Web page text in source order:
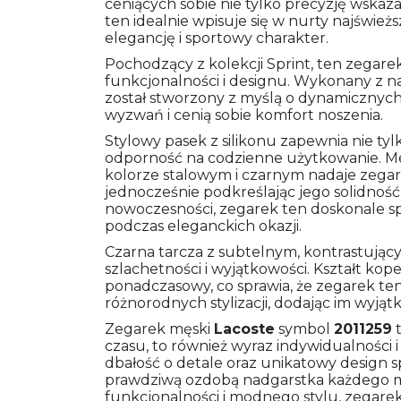
ceniących sobie nie tylko precyzję
ten idealnie wpisuje się w nurty
elegancję i sportowy charakter.
Pochodzący z kolekcji Sprint, ten
funkcjonalności i designu. Wykonany z
został stworzony z myślą o
wyzwań i cenią sobie komfort noszenia.
Stylowy pasek z silikonu zapewnia nie
odporność na codzienne użytkowanie.
kolorze stalowym i czarnym nadaje
jednocześnie podkreślając jego
nowoczesności, zegarek ten doskonale
podczas eleganckich okazji.
Czarna tarcza z subtelnym,
szlachetności i wyjątkowości. Kształt
ponadczasowy, co sprawia, że zegarek
różnorodnych stylizacji, dodając im
Zegarek męski Lacoste symbol 2011259
czasu, to również wyraz indywidualności
dbałość o detale oraz unikatowy design
prawdziwą ozdobą nadgarstka każdego
funkcjonalności i modnego stylu,